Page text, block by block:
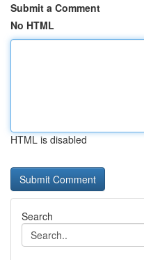
Submit a Comment
No HTML
HTML is disabled
Search